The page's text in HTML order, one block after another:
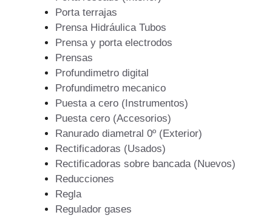
Porta terrajas
Prensa Hidráulica Tubos
Prensa y porta electrodos
Prensas
Profundimetro digital
Profundimetro mecanico
Puesta a cero (Instrumentos)
Puesta cero (Accesorios)
Ranurado diametral 0º (Exterior)
Rectificadoras (Usados)
Rectificadoras sobre bancada (Nuevos)
Reducciones
Regla
Regulador gases